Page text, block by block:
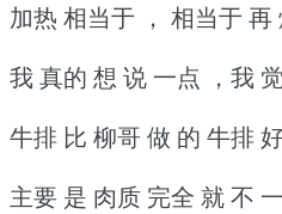
加热 相当于 ， 相当于 再
我 真的 想 说 一点 ，我
牛排 比 柳哥 做 的 牛排
主要 是 肉质 完全 就 不